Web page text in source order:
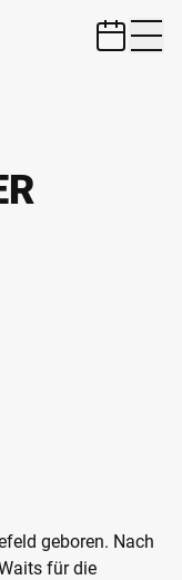
geboren. Nach
für die